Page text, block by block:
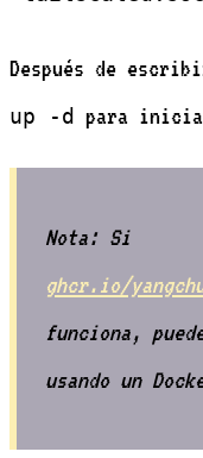
Después de
up -d para
Nota: Si
ghcr.io/
funciona,
usando un